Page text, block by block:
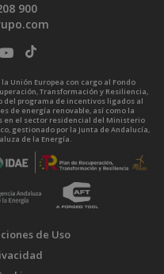
900
Unión Europea con cargo al Fondo
Transformación y Resiliencia,
del programa de incentivos ligados al
de energía renovable, así como la
en el sector residencial del Ministerio
gestionado por la Junta de Andalucía,
de la Energía.
de Uso